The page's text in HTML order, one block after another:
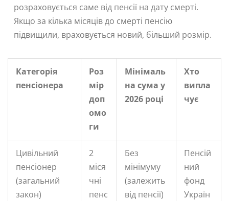
розраховується саме від пенсії на дату смерті.
Якщо за кілька місяців до смерті пенсію
підвищили, враховується новий, більший розмір.
Категорія
пенсіонера
Роз
мір
доп
омо
ги
Мінімаль
на сума у
2026 році
Хто
випла
чує
Цивільний
пенсіонер
(загальний
закон)
2
міся
чні
пенс
Без
мінімуму
(залежить
від пенсії)
Пенсій
ний
фонд
Україн